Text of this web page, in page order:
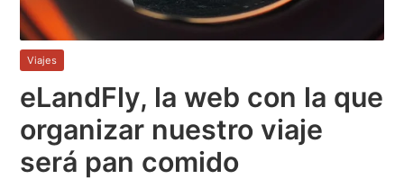
Viajes
eLandFly, la web con la que
organizar nuestro viaje
será pan comido